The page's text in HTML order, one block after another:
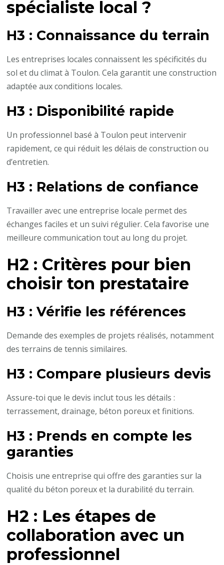
spécialiste local ?
H3 : Connaissance du terrain
Les entreprises locales connaissent les spécificités du
sol et du climat à Toulon. Cela garantit une construction
adaptée aux conditions locales.
H3 : Disponibilité rapide
Un professionnel basé à Toulon peut intervenir
rapidement, ce qui réduit les délais de construction ou
d’entretien.
H3 : Relations de confiance
Travailler avec une entreprise locale permet des
échanges faciles et un suivi régulier. Cela favorise une
meilleure communication tout au long du projet.
H2 : Critères pour bien
choisir ton prestataire
H3 : Vérifie les références
Demande des exemples de projets réalisés, notamment
des terrains de tennis similaires.
H3 : Compare plusieurs devis
Assure-toi que le devis inclut tous les détails :
terrassement, drainage, béton poreux et finitions.
H3 : Prends en compte les
garanties
Choisis une entreprise qui offre des garanties sur la
qualité du béton poreux et la durabilité du terrain.
H2 : Les étapes de
collaboration avec un
professionnel